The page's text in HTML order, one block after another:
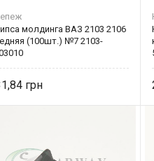
молдинга ВАЗ 2103 2106
(100шт.) №7 2103-